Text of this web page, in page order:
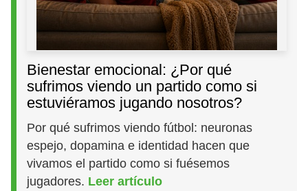
Bienestar emocional: ¿Por qué
sufrimos viendo un partido como si
estuviéramos jugando nosotros?
Por qué sufrimos viendo fútbol: neuronas
espejo, dopamina e identidad hacen que
vivamos el partido como si fuésemos
jugadores. Leer artículo